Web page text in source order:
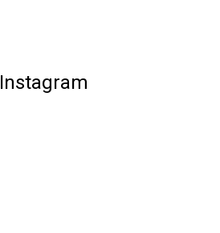
Instagram